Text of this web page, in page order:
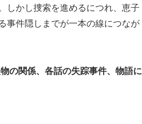
しかし捜索を進めるにつれ、恵子
事件隠しまでが一本の線につなが
の関係、各話の失踪事件、物語に